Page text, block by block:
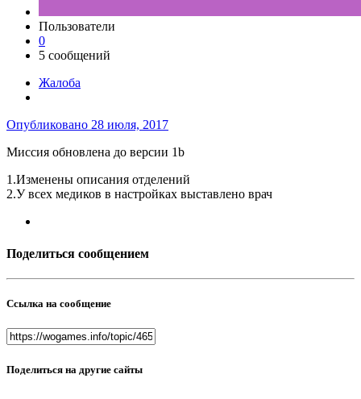
Пользователи
0
5 сообщений
Жалоба
Опубликовано 28 июля, 2017
Миссия обновлена до версии 1b
1.Изменены описания отделений
2.У всех медиков в настройках выставлено врач
Поделиться сообщением
Ссылка на сообщение
Поделиться на другие сайты